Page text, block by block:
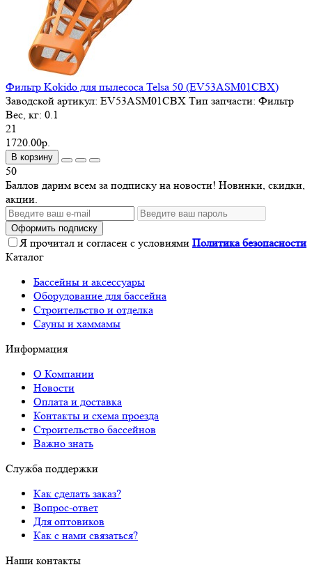
Фильтр Kokido для пылесоса Telsa 50 (EV53ASM01CBX)
Заводской артикул: EV53ASM01CBX Тип запчасти: Фильтр
Вес, кг: 0.1
21
1720.00р.
В корзину
50
Баллов дарим всем за подписку на новости! Новинки, скидки,
акции.
Оформить подписку
Я прочитал и согласен с условиями Политика безопасности
Каталог
Бассейны и аксессуары
Оборудование для бассейна
Строительство и отделка
Сауны и хаммамы
Информация
О Компании
Новости
Оплата и доставка
Контакты и схема проезда
Строительство бассейнов
Важно знать
Служба поддержки
Как сделать заказ?
Вопрос-ответ
Для оптовиков
Как с нами связаться?
Наши контакты